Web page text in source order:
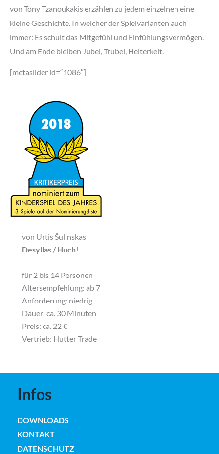
von Tony Tzanoukakis erzählen zu jedem einzelnen eine
kleine Geschichte. In welcher der Spielvarianten auch
immer: Es schult das Mitgefühl und Einfühlungsvermögen.
Und am Ende bleiben Jubel, Trubel, Heiterkeit.
[metaslider id=“1086″]
von Urtis Šulinskas
Desyllas / Huch!
für 2 bis 14 Personen
Altersempfehlung: ab 7
Anforderung: niedrig
Dauer: ca. 30 Minuten
Preis: ca. 22 €
Vertrieb: Hutter Trade
Infos
DOWNLOADS
KONTAKT
DATENSCHUTZ